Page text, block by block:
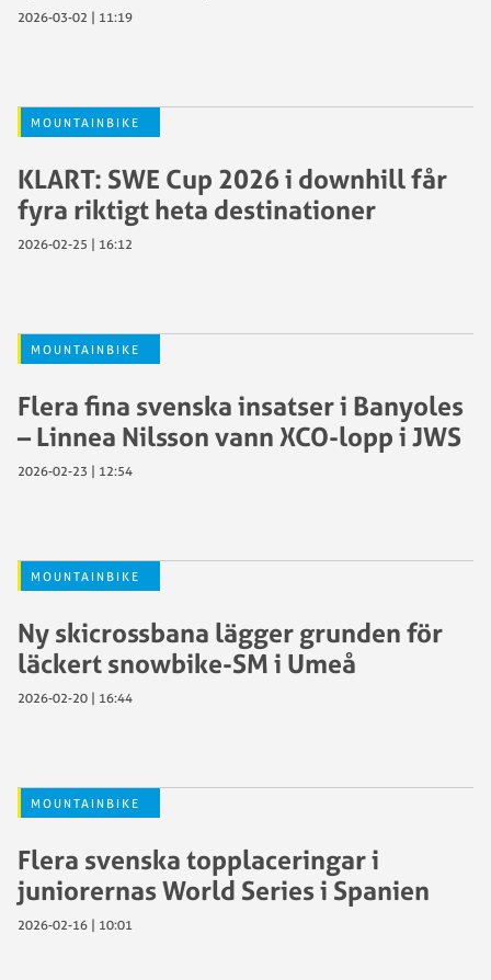
2026-03-02 | 11:19
MOUNTAINBIKE
KLART: SWE Cup 2026 i downhill får
fyra riktigt heta destinationer
2026-02-25 | 16:12
MOUNTAINBIKE
Flera fina svenska insatser i Banyoles
– Linnea Nilsson vann XCO-lopp i JWS
2026-02-23 | 12:54
MOUNTAINBIKE
Ny skicrossbana lägger grunden för
läckert snowbike-SM i Umeå
2026-02-20 | 16:44
MOUNTAINBIKE
Flera svenska topplaceringar i
juniorernas World Series i Spanien
2026-02-16 | 10:01